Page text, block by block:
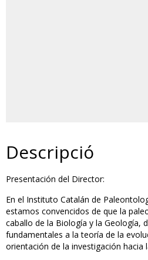
Descripció
Presentación del Director:
En el Instituto Catalán de
estamos convencidos de que la
caballo de la Biología y la Geología,
fundamentales a la teoría de la
orientación de la investigación hacia